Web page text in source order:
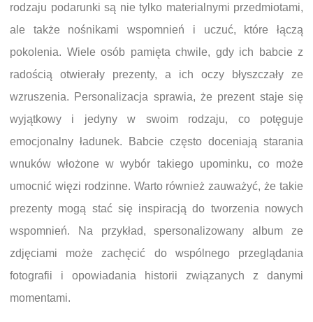
rodzaju podarunki są nie tylko materialnymi przedmiotami,
ale także nośnikami wspomnień i uczuć, które łączą
pokolenia. Wiele osób pamięta chwile, gdy ich babcie z
radością otwierały prezenty, a ich oczy błyszczały ze
wzruszenia. Personalizacja sprawia, że prezent staje się
wyjątkowy i jedyny w swoim rodzaju, co potęguje
emocjonalny ładunek. Babcie często doceniają starania
wnuków włożone w wybór takiego upominku, co może
umocnić więzi rodzinne. Warto również zauważyć, że takie
prezenty mogą stać się inspiracją do tworzenia nowych
wspomnień. Na przykład, spersonalizowany album ze
zdjęciami może zachęcić do wspólnego przeglądania
fotografii i opowiadania historii związanych z danymi
momentami.